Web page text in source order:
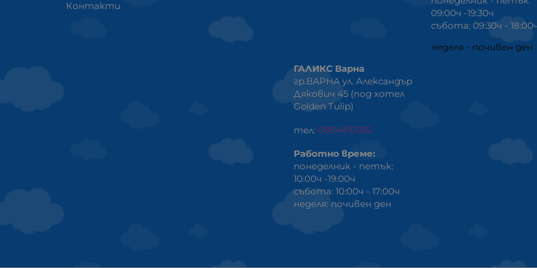
Контакти
09:00ч -19:30ч
събота: 09:30ч -
неделя - почивен ден
ГАЛИКС Варна
гр.ВАРНА ул. Александър
Дякович 45 (под хотел
Golden Tulip)
тел: 0884810555
Работно време:
понеделник - петък:
10:00ч -19:00ч
събота: 10:00ч - 17:00ч
неделя: почивен ден